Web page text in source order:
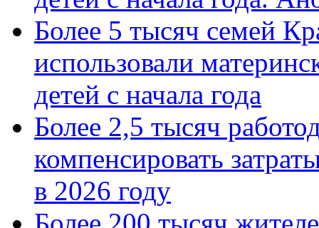
Более 5 тысяч семей
использовали
детей с начала года
Более 2,5 тысяч
компенсировать
в 2026 году